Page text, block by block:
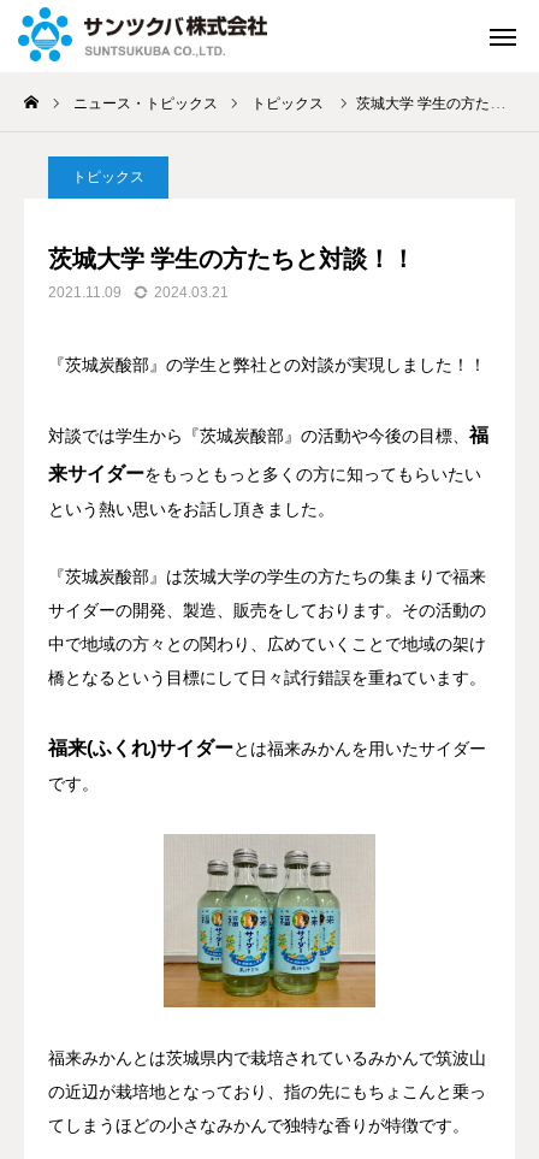
ニュース・トピックス トピックス 茨城大学 学生の方たちと対談！！
トピックス
茨城大学 学生の方たちと対談！！
2021.11.09 2024.03.21
『茨城炭酸部』の学生と弊社との対談が実現しました！！
対談では学生から『茨城炭酸部』の活動や今後の目標、福
来サイダーをもっともっと多くの方に知ってもらいたい
という熱い思いをお話し頂きました。
『茨城炭酸部』は茨城大学の学生の方たちの集まりで福来
サイダーの開発、製造、販売をしております。その活動の
中で地域の方々との関わり、広めていくことで地域の架け
橋となるという目標にして日々試行錯誤を重ねています。
福来(ふくれ)サイダーとは福来みかんを用いたサイダー
です。
福来みかんとは茨城県内で栽培されているみかんで筑波山
の近辺が栽培地となっており、指の先にもちょこんと乗っ
てしまうほどの小さなみかんで独特な香りが特徴です。
緊急連絡
来店してご相談
保険のご案内
私たちの取組み
私たちの強み
取扱保険会社
お知らせ